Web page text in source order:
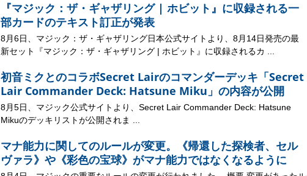
『マジック：ザ・ギャザリング | ホビット』に収録される一
部カードのテキスト訂正が発表
8月6日、マジック：ザ・ギャザリング日本公式サイトより、8月14日発売の最
新セット『マジック：ザ・ギャザリング | ホビット』に収録されるカ ...
初音ミクとのコラボSecret Lairのコマンダーデッキ「Secret
Lair Commander Deck: Hatsune Miku」の内容が公開
8月5日、マジック公式サイトより、Secret Lair Commander Deck: Hatsune
Mikuのデッキリストが公開されま ...
マナ能力に関してのルールが変更。《帰還した探検者、セル
ヴァラ》や《彩色の宝球》がマナ能力ではなくなるように